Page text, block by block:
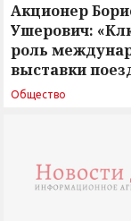
Акционер
Ушерович:
роль
выставки
поиск ответов
Общество